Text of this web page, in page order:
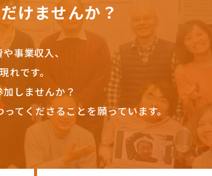
けませんか？
事業収入、
です。
しませんか？
てくださることを願っています。